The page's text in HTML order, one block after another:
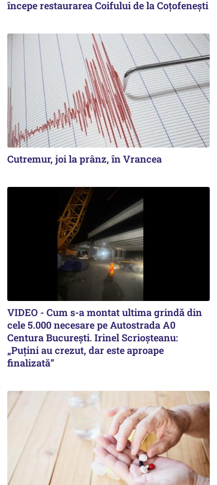
începe restaurarea Coifului de la Coțofenești
Cutremur, joi la prânz, în Vrancea
VIDEO - Cum s-a montat ultima grindă din
cele 5.000 necesare pe Autostrada A0
Centura București. Irinel Scrioșteanu:
„Puțini au crezut, dar este aproape
finalizată”